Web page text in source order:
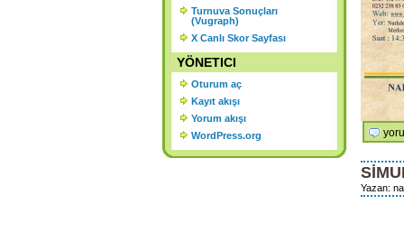
18
Yazan:
Turnuva Sonuçları
(Vugraph)
X Canlı Skor Sayfası
YÖNETICI
Oturum aç
Kayıt akışı
Yorum akışı
WordPress.org